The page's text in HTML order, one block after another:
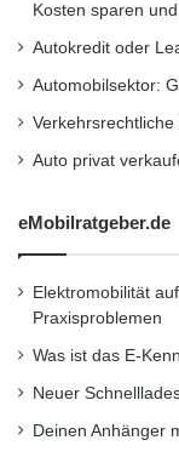
Kosten sparen
Autokredit oder
Automobilsektor:
Auto privat
eMobilratgeber.de
Elektromobilität
Praxisproblemen
Was ist das E-
Neuer
Deinen Anhänger